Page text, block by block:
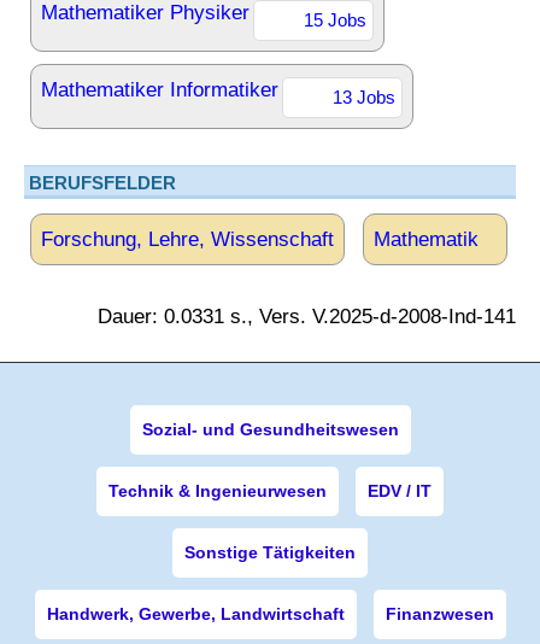
Mathematiker Physiker 15 Jobs
Mathematiker Informatiker 13 Jobs
BERUFSFELDER
Forschung, Lehre, Wissenschaft Mathematik
Dauer: 0.0331 s., Vers. V.2025-d-2008-Ind-141
Sozial- und Gesundheitswesen
Technik & Ingenieurwesen EDV / IT
Sonstige Tätigkeiten
Handwerk, Gewerbe, Landwirtschaft Finanzwesen